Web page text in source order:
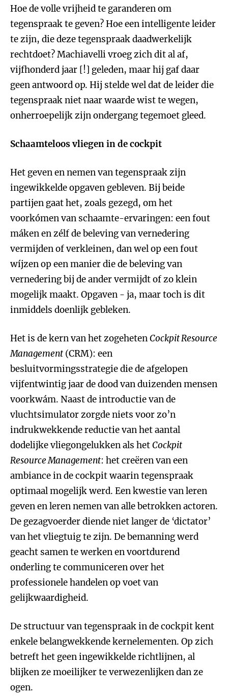
Hoe de volle vrijheid te garanderen om
tegenspraak te geven? Hoe een intelligente leider
te zijn, die deze tegenspraak daadwerkelijk
rechtdoet? Machiavelli vroeg zich dit al af,
vijfhonderd jaar [!] geleden, maar hij gaf daar
geen antwoord op. Hij stelde wel dat de leider die
tegenspraak niet naar waarde wist te wegen,
onherroepelijk zijn ondergang tegemoet gleed.
Schaamteloos vliegen in de cockpit
Het geven en nemen van tegenspraak zijn
ingewikkelde opgaven gebleven. Bij beide
partijen gaat het, zoals gezegd, om het
voorkómen van schaamte-ervaringen: een fout
máken en zélf de beleving van vernedering
vermijden of verkleinen, dan wel op een fout
wíjzen op een manier die de beleving van
vernedering bij de ander vermijdt of zo klein
mogelijk maakt. Opgaven - ja, maar toch is dit
inmiddels doenlijk gebleken.
Het is de kern van het zogehetenCockpit Resource
Management (CRM): een
besluitvormingsstrategie die de afgelopen
vijfentwintig jaar de dood van duizenden mensen
voorkwám. Naast de introductie van de
vluchtsimulator zorgde niets voor zo’n
indrukwekkende reductie van het aantal
dodelijke vliegongelukken als hetCockpit
Resource Management: het creëren van een
ambiance in de cockpit waarin tegenspraak
optimaal mogelijk werd. Een kwestie van leren
geven en leren nemen van alle betrokken actoren.
De gezagvoerder diende niet langer de ‘dictator’
van het vliegtuig te zijn. De bemanning werd
geacht samen te werken en voortdurend
onderling te communiceren over het
professionele handelen op voet van
gelijkwaardigheid.
De structuur van tegenspraak in de cockpit kent
enkele belangwekkende kernelementen. Op zich
betreft het geen ingewikkelde richtlijnen, al
blijken ze moeilijker te verwezenlijken dan ze
ogen.